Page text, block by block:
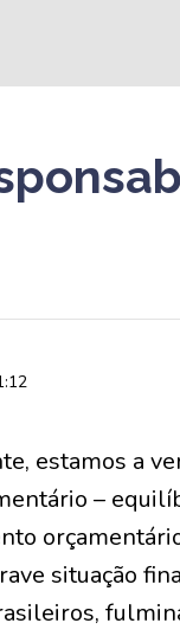
estamos a
–
situação